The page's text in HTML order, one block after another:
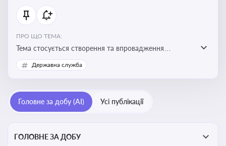
ПРО ЩО ТЕМА:
Тема стосується створення та впровадження
цифрової платформи «Пульс», яка має на меті
забезпечити ефективну, прозору і зручну взаємодію
Державна служба
Головне за добу (AI) Усі публікації
ГОЛОВНЕ ЗА ДОБУ